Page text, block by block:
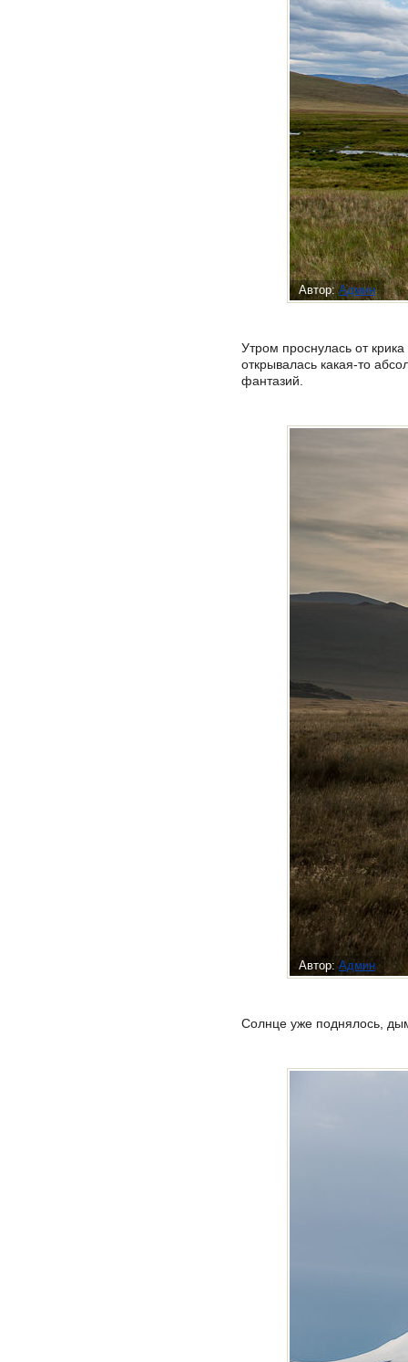
Автор:Админ
Утром проснулась от
открывалась какая-то
фантазий.
Автор: Админ
Солнце уже поднялось,